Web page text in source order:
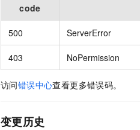
code
500 ServerError
403 NoPermission
访问错误中心查看更多错误码。
变更历史